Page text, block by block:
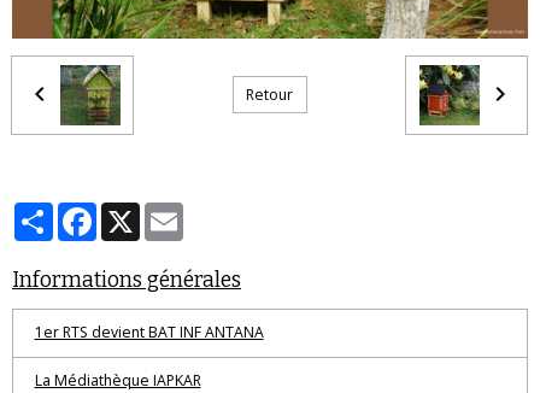
Retour
PartagerFacebook
X
Informations générales
1er RTS devient BAT INF ANTANA
La Médiathèque IAPKAR